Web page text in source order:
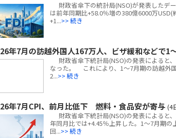
財政省傘下の統計局(NSO)が発表したデ
は前年同期比+58.0％増の380億6000万
+1...>> 続き
26年7月の訪越外国人167万人、ビザ緩和などで1
財政省傘下統計局(NSO)の発表によると
なった。 これにより、1～7月期の訪越外
2...>> 続き
26年7月CPI、前月比低下 燃料・食品安が寄与 (4
財政省傘下統計局(NSO)の発表によると
年同月比では+4.45％上昇した。1～7月期
回...>> 続き